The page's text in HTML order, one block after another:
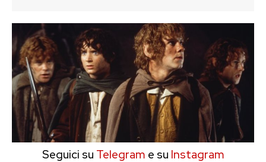
Seguici su Telegram e su Instagram